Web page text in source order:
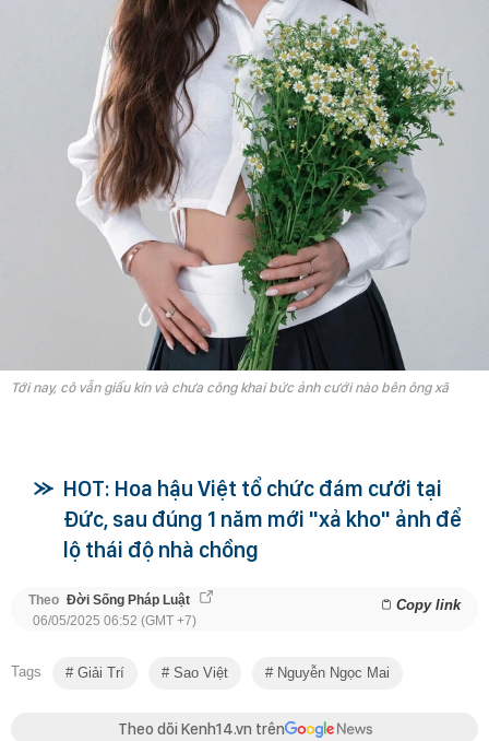
Tới nay, cô vẫn giấu kín và chưa công khai bức ảnh cưới nào bên ông xã
HOT: Hoa hậu Việt tổ chức đám cưới tại
Đức, sau đúng 1 năm mới "xả kho" ảnh để
lộ thái độ nhà chồng
Theo Đời Sống Pháp Luật Copy link
06/05/2025 06:52 (GMT +7)
Tags Giải Trí Sao Việt Nguyễn Ngọc Mai
Theo dõi Kenh14.vn trên